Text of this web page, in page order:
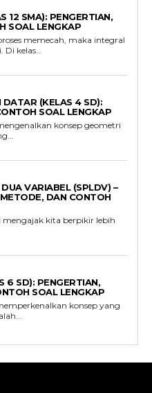
12 SMA): PENGERTIAN,
SOAL LENGKAP
memecah, maka integral
Di kelas...
DATAR (KELAS 4 SD):
SOAL LENGKAP
konsep geometri
VARIABEL (SPLDV) –
DAN CONTOH
mengajak kita berpikir lebih
6 SD): PENGERTIAN,
SOAL LENGKAP
konsep yang